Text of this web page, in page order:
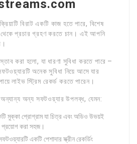
বিরাট একটি কাজ হতে পারে, বিশেষ
প্রচার গ্রহণ করতে চান। এই আপনি
করা হলো, যা ধারণা সুবিধা করতে পারে –
অনেক সুবিধা নিয়ে আসে যার
লাইভ স্ট্রিম রেকর্ড করতে পারেন।
অন্য সফটওয়্যার উপলব্ধ, যেমন:
মুক্কা প্রোগ্রাম যা চিত্র এবং অডিও উভয়ই
প্রয়োগ করা সহজ।
একটি পেশাদার স্ক্রীন রেকর্ডিং